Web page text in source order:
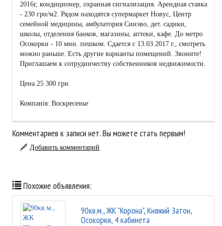
2016г, кондиционер, охранная сигнализация. Арендная ставка
- 230 грн/м2. Рядом находятся супермаркет Новус, Центр
семейной медицины, амбулатория Синэво, дет. садики,
школы, отделения банков, магазины, аптеки, кафе. До метро
Осокорки - 10 мин. пешком. Сдается с 13.03.2017 г., смотреть
можно раньше. Есть другие варианты помещений. Звоните!
Приглашаем к сотрудничеству собственников недвижимости.
Цена 25 300 грн.
Компанія: Воскресенье
Комментариев к записи нет. Вы можете стать первым!
Добавить комментарий
Похожие объявления:
90кв.м., ЖК "Корона", Княжий Затон,
Осокорки, 4 кабинета